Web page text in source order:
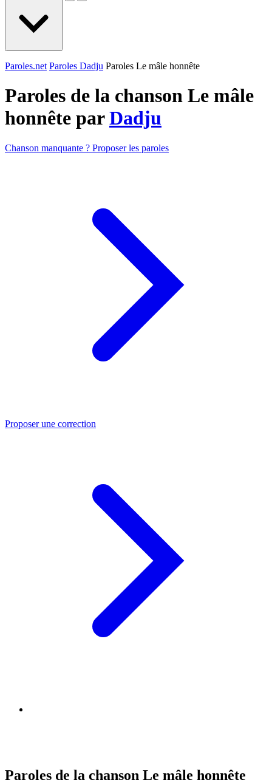
Paroles.net Paroles Dadju Paroles Le mâle honnête
Paroles de la chanson Le mâle
honnête parDadju
Chanson manquante ? Proposer les paroles
Proposer une correction
Paroles de la chanson Le mâle honnête